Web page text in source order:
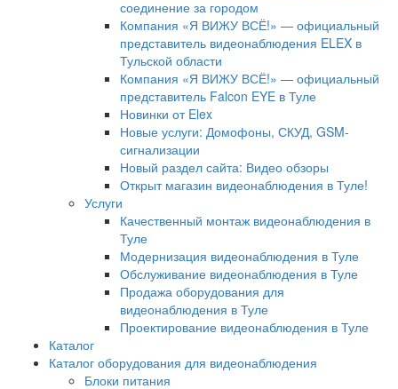
соединение за городом
Компания «Я ВИЖУ ВСЁ!» — официальный
представитель видеонаблюдения ELEX в
Тульской области
Компания «Я ВИЖУ ВСЁ!» — официальный
представитель Falcon EYE в Туле
Новинки от Elex
Новые услуги: Домофоны, СКУД, GSM-
сигнализации
Новый раздел сайта: Видео обзоры
Открыт магазин видеонаблюдения в Туле!
Услуги
Качественный монтаж видеонаблюдения в
Туле
Модернизация видеонаблюдения в Туле
Обслуживание видеонаблюдения в Туле
Продажа оборудования для
видеонаблюдения в Туле
Проектирование видеонаблюдения в Туле
Каталог
Каталог оборудования для видеонаблюдения
Блоки питания